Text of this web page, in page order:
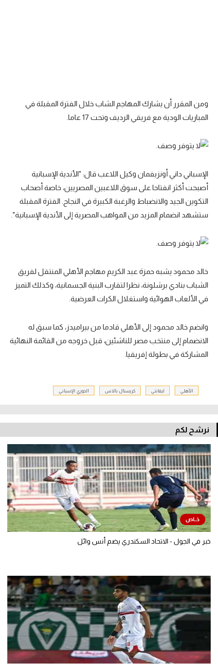
ومن المقرر أن يشارك المهاجم الشاب خلال الفترة المقبلة في
المباريات الودية مع فريقي الرديف وتحت 17 عاما.
الإسباني داني أونزيفمان وكيل اللاعب قال: "الأندية الإسبانية
أصبحت أكثر انفتاحا على سوق اللاعبين المصريين، خاصة أصحاب
التكوين الجيد والانضباط والرغبة الكبيرة في النجاح. الفترة المقبلة
ستشهد انضمام المزيد من المواهب المصرية إلى الأندية الإسبانية".
خالد محمود يشبه حمزة عبد الكريم مهاجم الأهلي المنتقل لفريق
الشباب بنادي برشلونة، نظرا لتقارب البنية الجسمانية، وكذلك التميز
في الألعاب الهوائية واستغلال الكرات العرضية.
وانضم خالد محمود إلى الأهلي قادما من بيراميدز، كما سبق له
الانضمام إلى منتخب مصر للناشئين، قبل خروجه من القائمة النهائية
المشاركة في بطولة إفريقيا.
الأهلي ليفانتي كريستال بالاس الدوري الإسباني
نرشح لكم
خبر في الجول - الاتحاد السكندري يضم أنس وائل